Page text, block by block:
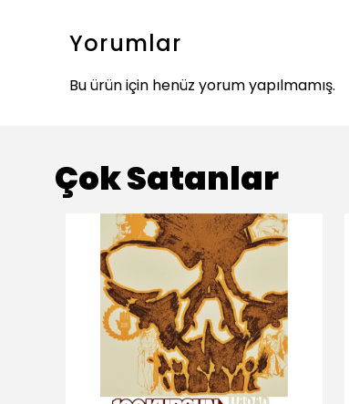
Yorumlar
Bu ürün için henüz yorum yapılmamış.
Çok Satanlar